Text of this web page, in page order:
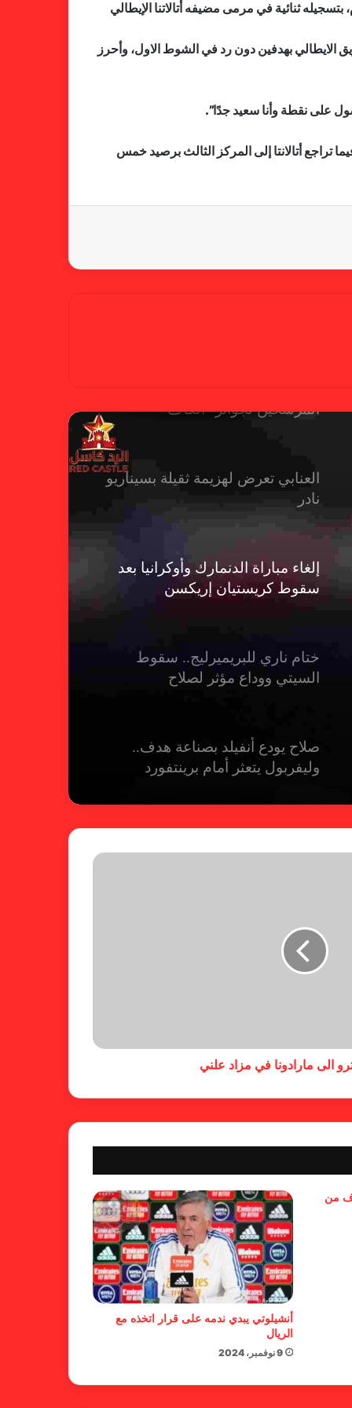
ثنائية في مرمى مضيفه أتالاتنا الإيطالي
تقدم الفريق الايطالي بهدفين دون رد في الشوط الاول، وأحرز
على نقطة وأنا سعيد جدًا”.
بفارق المواجهة المباشرة عن فياريال الثاني والفائز على ضيفه يونغ بويز السويسري 2-صفر، فيما تراجع أتالانتا إلى المركز الثالث برصيد خمس
في ختام الليجا
خلال جولة ميدانية للاطلاع على
جاهزية منشآت دورة الألعاب للأندية
العربية للسيدات 2026 الشيخة حياة
أزمة نفسية وراء غياب مبابي عن
بسبب تصريحات مهينة.. إيقاف حكم
حضور عربي قوي في قائمة
المرشحين لجوائز “الكاف”
العنابي تعرض لهزيمة ثقيلة بسيناريو
نادر
إلغاء مباراة الدنمارك وأوكرانيا بعد
سقوط كريستيان إريكسن
ختام ناري للبريميرليج.. سقوط
السيتي ووداع مؤثر لصلاح
صلاح يودع أنفيلد بصناعة هدف..
وليفربول يتعثر أمام برينتفورد
ومبابي يخطف الأضواء
فالنسيا يصعق برشلونة بثلاثية مثيرة
في ختام الليجا
آل خليفة: الشارقة تقدم نموذجاً عربياً
متقدماً في تنظيم الرياضة النسائية
منتخب فرنسا
بسبب تصريحات مهينة.. إيقاف حكم
في الدوري الإنجليزي
حضور عربي قوي في قائمة
المرشحين لجوائز “الكاف”
الى مارادونا في مزاد علني
من
أنشيلوتي يبدي ندمه على قرار اتخذه مع
الريال
9 نوفمبر، 2024